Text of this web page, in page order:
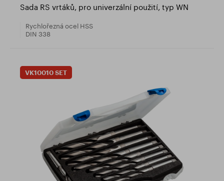
Sada RS vrtáků, pro univerzální použití, typ WN
Rychlořezná ocel HSS
DIN 338
VK10010 SET